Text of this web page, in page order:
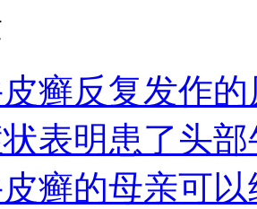
癣反复发作的
表明患了头
癣的母亲可